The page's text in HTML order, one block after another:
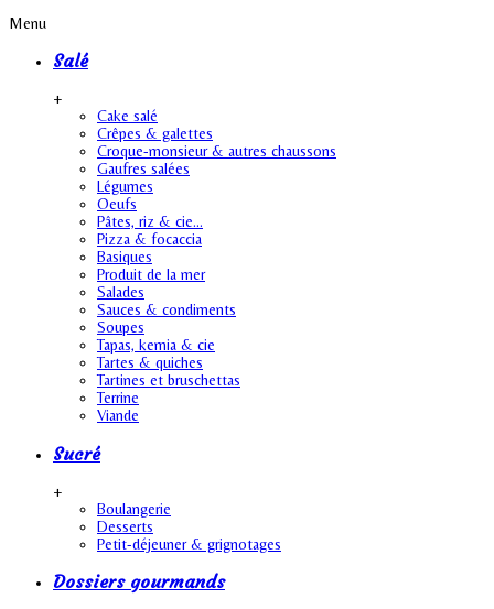
Menu
Salé
+
Cake salé
Crêpes & galettes
Croque-monsieur & autres chaussons
Gaufres salées
Légumes
Oeufs
Pâtes, riz & cie…
Pizza & focaccia
Basiques
Produit de la mer
Salades
Sauces & condiments
Soupes
Tapas, kemia & cie
Tartes & quiches
Tartines et bruschettas
Terrine
Viande
Sucré
+
Boulangerie
Desserts
Petit-déjeuner & grignotages
Dossiers gourmands